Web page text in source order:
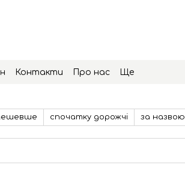
Контакти Про нас Ще
спочатку дорожчі за назвою